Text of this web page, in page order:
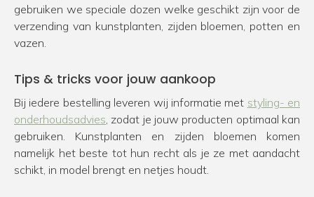
gebruiken we speciale dozen welke geschikt zijn voor de
verzending van kunstplanten, zijden bloemen, potten en
vazen.
Tips & tricks voor jouw aankoop
Bij iedere bestelling leveren wij informatie met styling- en
onderhoudsadvies, zodat je jouw producten optimaal kan
gebruiken. Kunstplanten en zijden bloemen komen
namelijk het beste tot hun recht als je ze met aandacht
schikt, in model brengt en netjes houdt.